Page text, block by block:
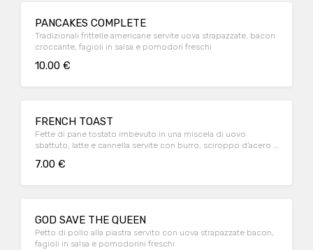
PANCAKES COMPLETE
Tradizionali frittelle americane servite uova strapazzate, bacon
croccante, fagioli in salsa e pomodori freschi
10.00 €
FRENCH TOAST
Fette di pane tostato imbevuto in una miscela di uovo
sbattuto, latte e cannella servite con burro, sciroppo d’acero e
7.00 €
GOD SAVE THE QUEEN
Petto di pollo alla piastra servito con uova strapazzate bacon,
fagioli in salsa e pomodorini freschi